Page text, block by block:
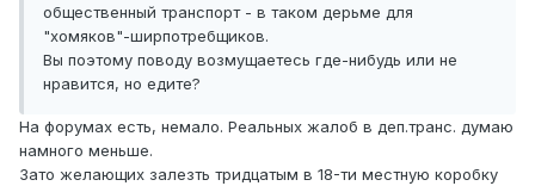
общественный транспорт - в таком дерьме для
"хомяков"-ширпотребщиков.
Вы поэтому поводу возмущаетесь где-нибудь или не
нравится, но едите?
На форумах есть, немало. Реальных жалоб в деп.транс. думаю
намного меньше.
Зато желающих залезть тридцатым в 18-ти местную коробку